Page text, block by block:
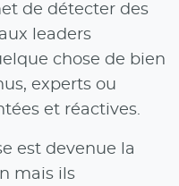
de détecter des
leaders
chose de bien
experts ou
et réactives.
est devenue la
mais ils